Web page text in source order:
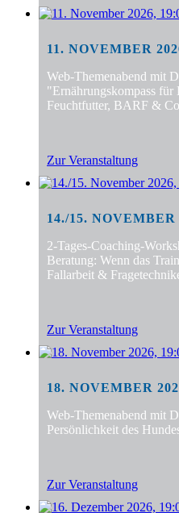
11. NOVEMBER
Web-Themenabend mit
"Ernährungskompass für
Feuchtfutter, BARF &
Zur Veranstaltung
14./15. NOVEMBER
2-Tages-Coaching-
Beratung: Wenn das
Fallarbeit &
Zur Veranstaltung
18. NOVEMBER
Web-Themenabend mit
Persönlichkeit des
Zur Veranstaltung